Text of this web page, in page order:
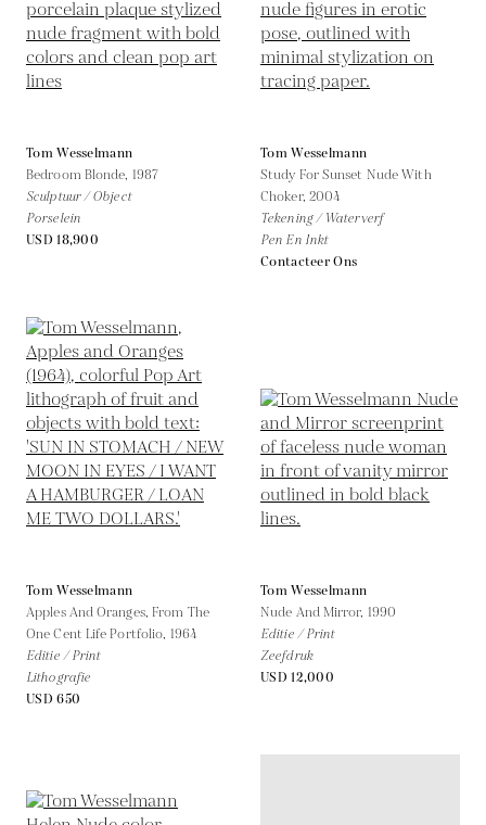
Tom Wesselmann
Bedroom Blonde, 1987
Sculptuur / Object
Porselein
USD 18,900
Tom Wesselmann
Study For Sunset Nude With
Choker, 2004
Tekening / Waterverf
Pen En Inkt
Contacteer Ons
Tom Wesselmann
Apples And Oranges, From The
One Cent Life Portfolio, 1964
Editie / Print
Lithografie
USD 650
Tom Wesselmann
Nude And Mirror, 1990
Editie / Print
Zeefdruk
USD 12,000